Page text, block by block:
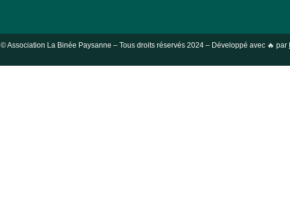
© Association La Binée Paysanne – Tous droits réservés 2024 – Développé avec 🔥 par